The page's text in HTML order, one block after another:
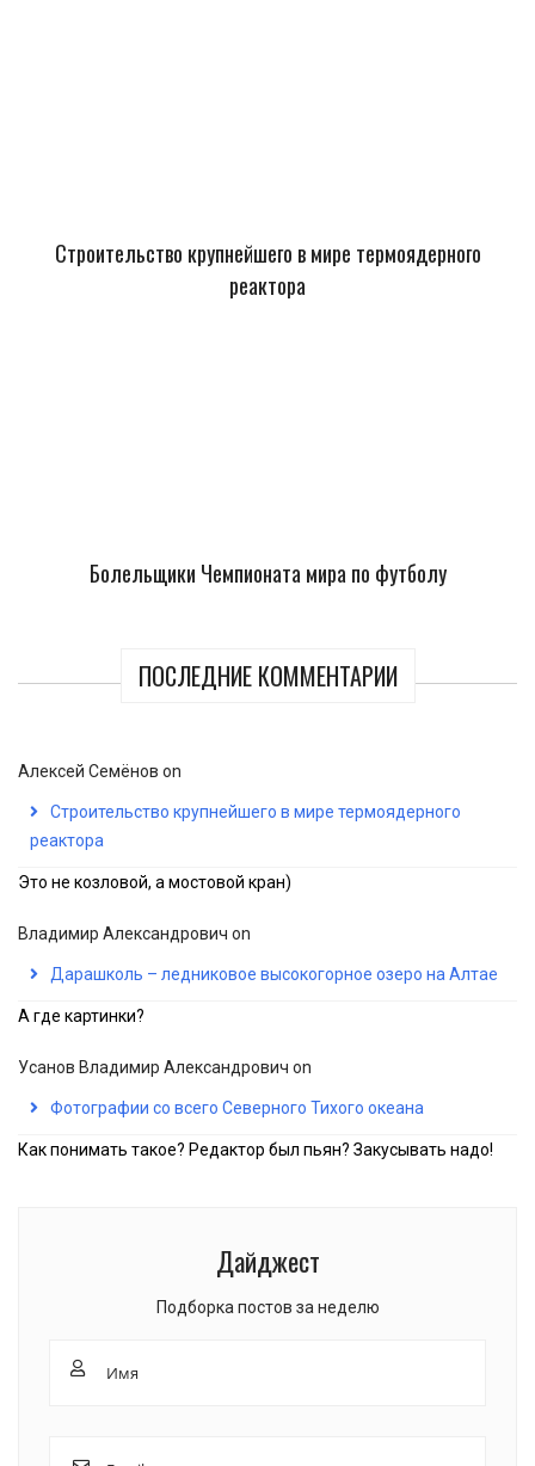
Строительство крупнейшего в мире термоядерного
реактора
Болельщики Чемпионата мира по футболу
ПОСЛЕДНИЕ КОММЕНТАРИИ
Алексей Семёнов on
Строительство крупнейшего в мире термоядерного
реактора
Это не козловой, а мостовой кран)
Владимир Александрович on
Дарашколь – ледниковое высокогорное озеро на Алтае
А где картинки?
Усанов Владимир Александрович on
Фотографии со всего Северного Тихого океана
Как понимать такое? Редактор был пьян? Закусывать надо!
Дайджест
Подборка постов за неделю